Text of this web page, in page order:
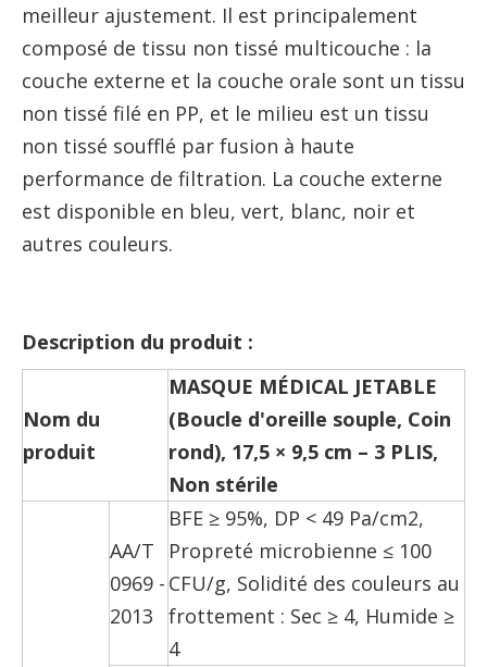
meilleur ajustement. Il est principalement
composé de tissu non tissé multicouche : la
couche externe et la couche orale sont un tissu
non tissé filé en PP, et le milieu est un tissu
non tissé soufflé par fusion à haute
performance de filtration. La couche externe
est disponible en bleu, vert, blanc, noir et
autres couleurs.
Description du produit :
Nom du
produit
MASQUE MÉDICAL JETABLE
(Boucle d'oreille souple, Coin
rond), 17,5 × 9,5 cm – 3 PLIS,
Non stérile
AA/T
0969 -
2013
BFE ≥ 95%, DP < 49 Pa/cm2,
Propreté microbienne ≤ 100
CFU/g, Solidité des couleurs au
frottement : Sec ≥ 4, Humide ≥
4